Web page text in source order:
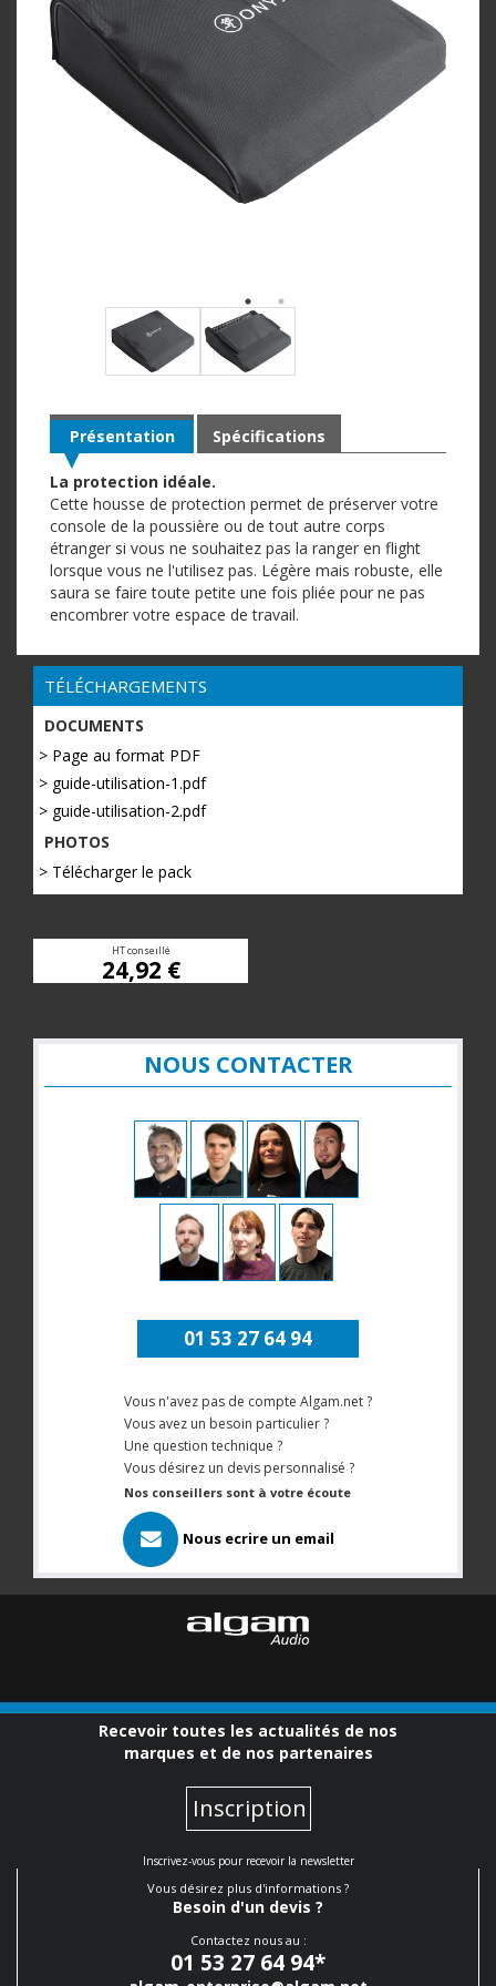
Présentation
La protection idéale.
Cette housse de protection permet de préserver votre
console de la poussière ou de tout autre corps
étranger si vous ne souhaitez pas la ranger en flight
lorsque vous ne l'utilisez pas. Légère mais robuste, elle
saura se faire toute petite une fois pliée pour ne pas
encombrer votre espace de travail.
Spécifications
TÉLÉCHARGEMENTS
DOCUMENTS
> Page au format PDF
> guide-utilisation-1.pdf
> guide-utilisation-2.pdf
PHOTOS
> Télécharger le pack
HT conseillé
24,92 €
NOUS CONTACTER
01 53 27 64 94
Vous n'avez pas de compte Algam.net ?
Vous avez un besoin particulier ?
Une question technique ?
Vous désirez un devis personnalisé ?
Nos conseillers sont à votre écoute
Nous ecrire un email
Recevoir toutes les actualités de nos
marques et de nos partenaires
Inscription
Inscrivez-vous pour recevoir la newsletter
Vous désirez plus d'informations ?
Besoin d'un devis ?
Contactez nous au :
01 53 27 64 94*